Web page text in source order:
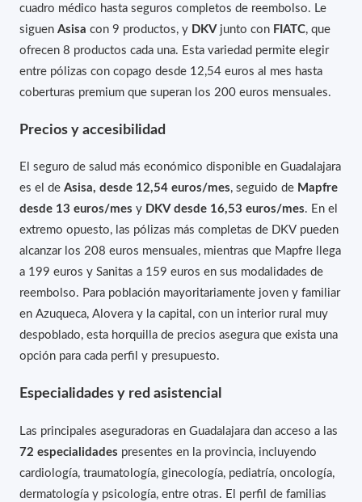
cuadro médico hasta seguros completos de reembolso. Le
siguen Asisa con 9 productos, y DKVjunto con FIATC , que
ofrecen 8 productos cada una. Esta variedad permite elegir
entre pólizas con copago desde 12,54 euros al mes hasta
coberturas premium que superan los 200 euros mensuales.
Precios y accesibilidad
El seguro de salud más económico disponible en Guadalajara
es el de Asisa, desde 12,54 euros/mes, seguido de Mapfre
desde 13 euros/mes y DKV desde 16,53 euros/mes. En el
extremo opuesto, las pólizas más completas de DKV pueden
alcanzar los 208 euros mensuales, mientras que Mapfre llega
a 199 euros y Sanitas a 159 euros en sus modalidades de
reembolso. Para población mayoritariamente joven y familiar
en Azuqueca, Alovera y la capital, con un interior rural muy
despoblado, esta horquilla de precios asegura que exista una
opción para cada perfil y presupuesto.
Especialidades y red asistencial
Las principales aseguradoras en Guadalajara dan acceso a las
72 especialidades presentes en la provincia, incluyendo
cardiología, traumatología, ginecología, pediatría, oncología,
dermatología y psicología, entre otras. El perfil de familias